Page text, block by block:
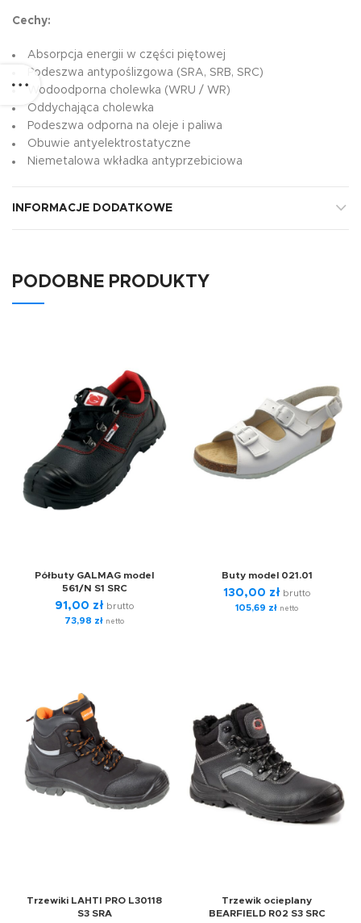
Cechy:
Absorpcja energii w części piętowej
Podeszwa antypoślizgowa (SRA, SRB, SRC)
Wodoodporna cholewka (WRU / WR)
Oddychająca cholewka
Podeszwa odporna na oleje i paliwa
Obuwie antyelektrostatyczne
Niemetalowa wkładka antyprzebiciowa
INFORMACJE DODATKOWE
PODOBNE PRODUKTY
Półbuty GALMAG model
561/N S1 SRC
91,00 zł brutto
73,98 zł netto
Buty model 021.01
130,00 zł brutto
105,69 zł netto
Trzewiki LAHTI PRO L30118
S3 SRA
Trzewik ocieplany
BEARFIELD R02 S3 SRC